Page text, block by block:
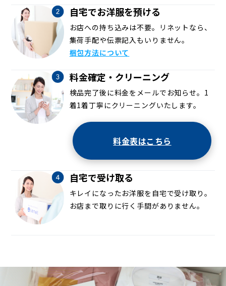
自宅でお洋服を預ける
お店への持ち込みは不要。リネットなら、
集荷手配や伝票記入もいりません。
梱包方法について
料金確定・クリーニング
検品完了後に料金をメールでお知らせ。1
着1着丁寧にクリーニングいたします。
料金表はこちら
自宅で受け取る
キレイになったお洋服を自宅で受け取り。
お店まで取りに行く手間がありません。